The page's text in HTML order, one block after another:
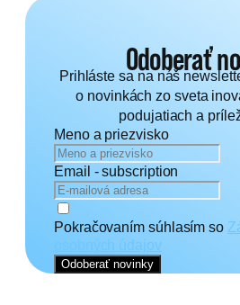
Odoberať
Prihláste sa na náš
o novinkách zo sveta
podujatiach a
Meno a priezvisko
Email - subscription
Pokračovaním súhlasím so
osobných údajov
Odoberať novinky